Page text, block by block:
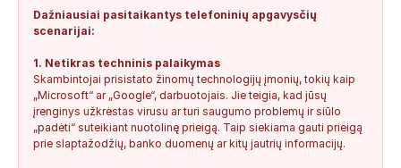
Jonas: Vivus.lt
Anonimas: Gauta SMS žinutė: " Moters neturi?
NEPATIKIMAS +37060388940 2026-08-02 0
Keista: Sukčių stacionaraus telefono numeris tiesiog Vilniaus
Dažniausiai pasitaikantys telefoninių apgavysčių
scenarijai:
1. Netikras techninis palaikymas
Skambintojai prisistato žinomų technologijų įmonių, tokių kaip
„Microsoft“ ar „Google“, darbuotojais. Jie teigia, kad jūsų
įrenginys užkrėstas virusu ar turi saugumo problemų ir siūlo
„padėti“ suteikiant nuotolinę prieigą. Taip siekiama gauti prieigą
prie slaptažodžių, banko duomenų ar kitų jautrių informacijų.